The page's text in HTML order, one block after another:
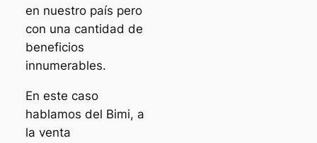
en nuestro país pero
con una cantidad de
beneficios
innumerables.
En este caso
hablamos del Bimi, a
la venta